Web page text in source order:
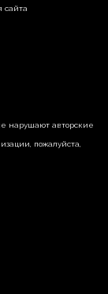
сайта
нарушают авторские
пожалуйста,